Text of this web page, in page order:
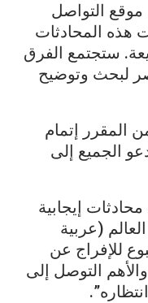
التواصل
هذه المحادثات
ستجتمع الفرق
لبحث وتوضيح
المقرر إتمام
الجميع إلى
إيجابية
(عربية
للإفراج عن
التوصل إلى